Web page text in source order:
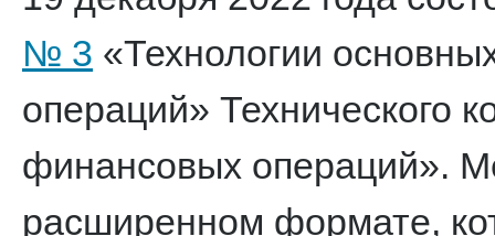
№ 3 «Технологии
операций» Технического
финансовых операций».
расширенном формате,